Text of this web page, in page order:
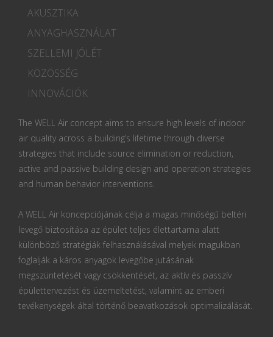
AKUSZTIKA
ANYAGHASZNÁLAT
SZELLEMI JÓLÉT
KÖZÖSSÉG
INNOVÁCIÓK
The WELL Air concept aims to ensure high levels of indoor
air quality across a building’s lifetime through diverse
strategies that include source elimination or reduction,
active and passive building design and operation strategies
and human behavior interventions.
A WELL Air koncepciójának célja a magas minőségű beltéri
levegő biztosítása az épület teljes élettartama alatt
különböző stratégiák felhasználásával melyek magukban
foglalják a káros anyagok levegőbe jutásának
megszüntetését vagy csökkentését, az aktív és passzív
épülettervezést és üzemeltetést, valamint az emberi
tevékenységek által történő beavatkozások optimalizálását.